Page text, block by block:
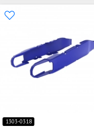
1303-0318